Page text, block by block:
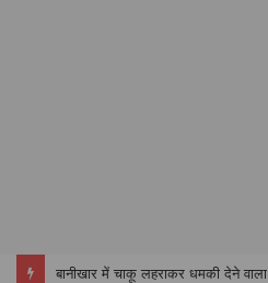
बानीखार में चाकू लहराकर धमकी देने